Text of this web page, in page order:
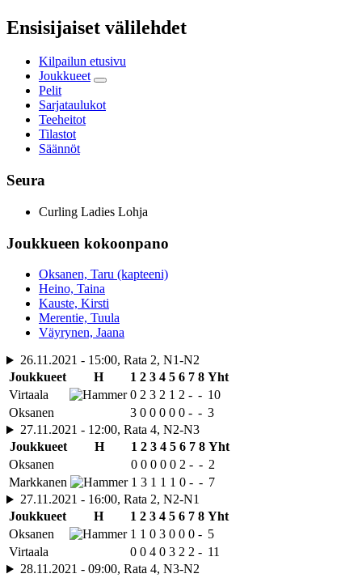
Ensisijaiset välilehdet
Kilpailun etusivu
Joukkueet
Pelit
Sarjataulukot
Teeheitot
Tilastot
Säännöt
Seura
Curling Ladies Lohja
Joukkueen kokoonpano
Oksanen, Taru (kapteeni)
Heino, Taina
Kauste, Kirsti
Merentie, Tuula
Väyrynen, Jaana
26.11.2021 - 15:00, Rata 2, N1-N2
Joukkueet
H 1 2 3 4 5 6 7 8 Yht
Virtaala
0 2 3 2 1 2 - - 10
Oksanen
3 0 0 0 0 0 - - 3
27.11.2021 - 12:00, Rata 4, N2-N3
Joukkueet
H 1 2 3 4 5 6 7 8 Yht
Oksanen
0 0 0 0 0 2 - - 2
Markkanen
1 3 1 1 1 0 - - 7
27.11.2021 - 16:00, Rata 2, N2-N1
Joukkueet
H 1 2 3 4 5 6 7 8 Yht
Oksanen
1 1 0 3 0 0 0 - 5
Virtaala
0 0 4 0 3 2 2 - 11
28.11.2021 - 09:00, Rata 4, N3-N2